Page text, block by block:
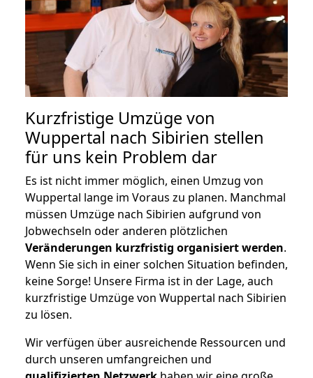
Kurzfristige Umzüge von
Wuppertal nach Sibirien stellen
für uns kein Problem dar
Es ist nicht immer möglich, einen Umzug von
Wuppertal lange im Voraus zu planen. Manchmal
müssen Umzüge nach Sibirien aufgrund von
Jobwechseln oder anderen plötzlichen
Veränderungen kurzfristig organisiert werden.
Wenn Sie sich in einer solchen Situation befinden,
keine Sorge! Unsere Firma ist in der Lage, auch
kurzfristige Umzüge von Wuppertal nach Sibirien
zu lösen.
Wir verfügen über ausreichende Ressourcen und
durch unseren umfangreichen und